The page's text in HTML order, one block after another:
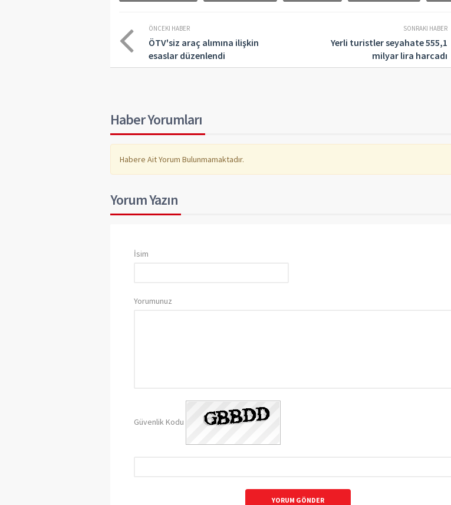
ÖNCEKI HABER
ÖTV'siz araç alımına ilişkin
esaslar düzenlendi
SONRAKI HABER
Yerli turistler seyahate 555,1
milyar lira harcadı
Haber Yorumları
Habere Ait Yorum Bulunmamaktadır.
Yorum Yazın
İsim
Yorumunuz
Güvenlik Kodu
YORUM GÖNDER